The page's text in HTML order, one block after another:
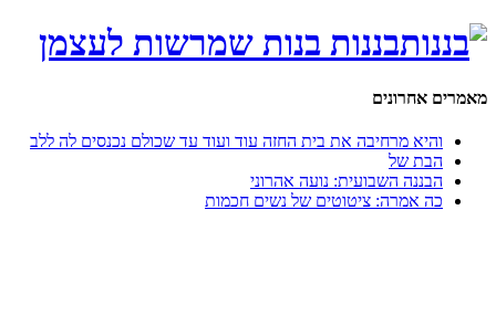
בננות בנות שמרשות לעצמן
מאמרים אחרונים
והיא מרחיבה את בית החזה עוד ועוד עד שכולם נכנסים לה ללב
הבת של
הבננה השבועית: נועה אהרוני
כה אמרה: ציטוטים של נשים חכמות